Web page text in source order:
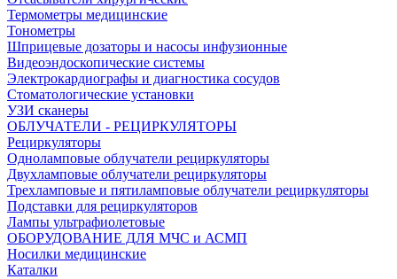
Термометры медицинские
Тонометры
Шприцевые дозаторы и насосы инфузионные
Видеоэндоскопические системы
Электрокардиографы и диагностика сосудов
Стоматологические установки
УЗИ сканеры
ОБЛУЧАТЕЛИ - РЕЦИРКУЛЯТОРЫ
Рециркуляторы
Одноламповые облучатели рециркуляторы
Двухламповые облучатели рециркуляторы
Трехламповые и пятиламповые облучатели рециркуляторы
Подставки для рециркуляторов
Лампы ультрафиолетовые
ОБОРУДОВАНИЕ ДЛЯ МЧС и АСМП
Носилки медицинские
Каталки